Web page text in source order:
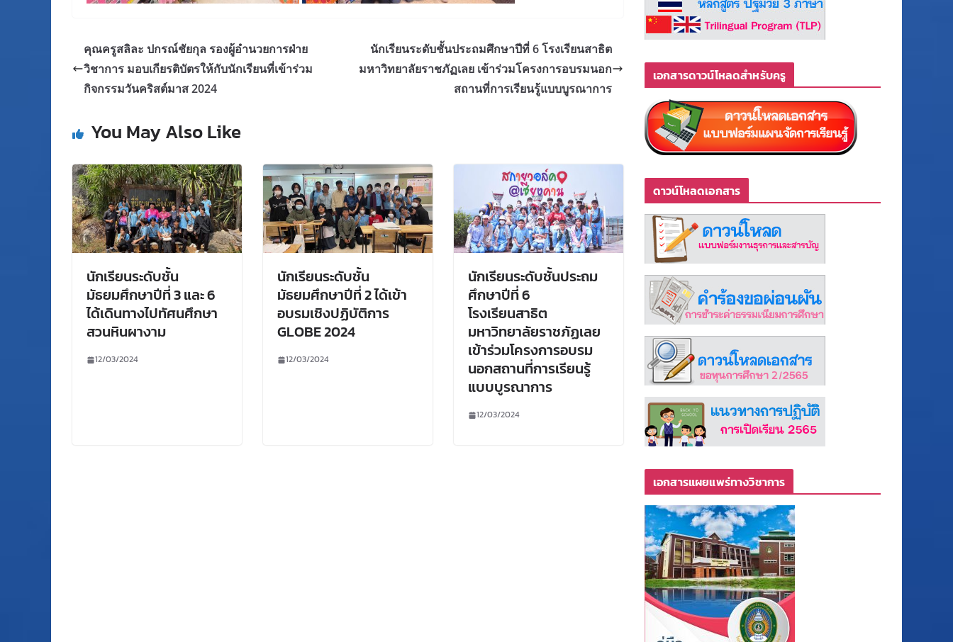
คุณครูสลิละ ปกรณ์ชัยกุล รองผู้อำนวยการฝ่าย
วิชาการ มอบเกียรติบัตรให้กับนักเรียนที่เข้าร่วม
กิจกรรมวันคริสต์มาส 2024
นักเรียนระดับชั้นประถมศึกษาปีที่ 6 โรงเรียนสาธิต
มหาวิทยาลัยราชภัฏเลย เข้าร่วมโครงการอบรมนอก
สถานที่การเรียนรู้แบบบูรณาการ
You May Also Like
นักเรียนระดับชั้น
มัธยมศึกษาปีที่ 3 และ 6
ได้เดินทางไปทัศนศึกษา
สวนหินผางาม
12/03/2024
นักเรียนระดับชั้น
มัธยมศึกษาปีที่ 2 ได้เข้า
อบรมเชิงปฏิบัติการ
GLOBE 2024
12/03/2024
นักเรียนระดับชั้นประถม
ศึกษาปีที่ 6
โรงเรียนสาธิต
มหาวิทยาลัยราชภัฏเลย
เข้าร่วมโครงการอบรม
นอกสถานที่การเรียนรู้
แบบบูรณาการ
12/03/2024
เอกสารดาวน์โหลดสำหรับครู
ดาวน์โหลดเอกสาร
เอกสารแผยแพร่ทางวิชาการ